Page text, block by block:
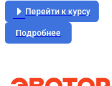
Перейти к курсу
Подробнее